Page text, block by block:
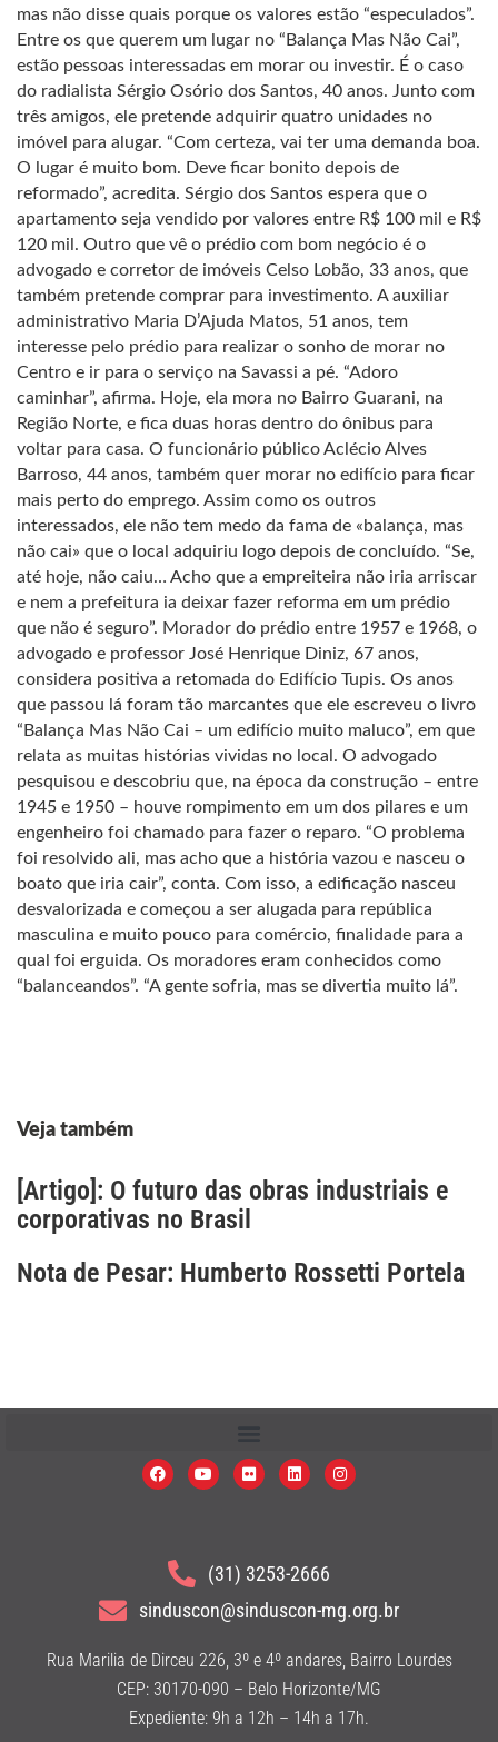
mas não disse quais porque os valores estão “especulados”.
Entre os que querem um lugar no “Balança Mas Não Cai”,
estão pessoas interessadas em morar ou investir. É o caso
do radialista Sérgio Osório dos Santos, 40 anos. Junto com
três amigos, ele pretende adquirir quatro unidades no
imóvel para alugar. “Com certeza, vai ter uma demanda boa.
O lugar é muito bom. Deve ficar bonito depois de
reformado”, acredita. Sérgio dos Santos espera que o
apartamento seja vendido por valores entre R$ 100 mil e R$
120 mil. Outro que vê o prédio com bom negócio é o
advogado e corretor de imóveis Celso Lobão, 33 anos, que
também pretende comprar para investimento. A auxiliar
administrativo Maria D’Ajuda Matos, 51 anos, tem
interesse pelo prédio para realizar o sonho de morar no
Centro e ir para o serviço na Savassi a pé. “Adoro
caminhar”, afirma. Hoje, ela mora no Bairro Guarani, na
Região Norte, e fica duas horas dentro do ônibus para
voltar para casa. O funcionário público Aclécio Alves
Barroso, 44 anos, também quer morar no edifício para ficar
mais perto do emprego. Assim como os outros
interessados, ele não tem medo da fama de «balança, mas
não cai» que o local adquiriu logo depois de concluído. “Se,
até hoje, não caiu… Acho que a empreiteira não iria arriscar
e nem a prefeitura ia deixar fazer reforma em um prédio
que não é seguro”. Morador do prédio entre 1957 e 1968, o
advogado e professor José Henrique Diniz, 67 anos,
considera positiva a retomada do Edifício Tupis. Os anos
que passou lá foram tão marcantes que ele escreveu o livro
“Balança Mas Não Cai – um edifício muito maluco”, em que
relata as muitas histórias vividas no local. O advogado
pesquisou e descobriu que, na época da construção – entre
1945 e 1950 – houve rompimento em um dos pilares e um
engenheiro foi chamado para fazer o reparo. “O problema
foi resolvido ali, mas acho que a história vazou e nasceu o
boato que iria cair”, conta. Com isso, a edificação nasceu
desvalorizada e começou a ser alugada para república
masculina e muito pouco para comércio, finalidade para a
qual foi erguida. Os moradores eram conhecidos como
“balanceandos”. “A gente sofria, mas se divertia muito lá”.
Veja também
[Artigo]: O futuro das obras industriais e
corporativas no Brasil
Nota de Pesar: Humberto Rossetti Portela
(31) 3253-2666
sinduscon@sinduscon-mg.org.br
Rua Marilia de Dirceu 226, 3º e 4º andares, Bairro Lourdes
CEP: 30170-090 – Belo Horizonte/MG
Expediente: 9h a 12h – 14h a 17h.